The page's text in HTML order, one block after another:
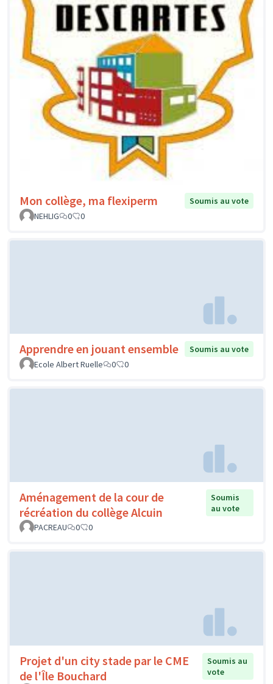
Mon collège, ma flexiperm
Soumis au vote
NEHLIG
0 0
Apprendre en jouant ensemble
Soumis au vote
Ecole Albert Ruelle
0 0
Aménagement de la cour de
récréation du collège Alcuin
Soumis
au vote
PACREAU
0 0
Projet d'un city stade par le CME
de l'Île Bouchard
Soumis au
vote